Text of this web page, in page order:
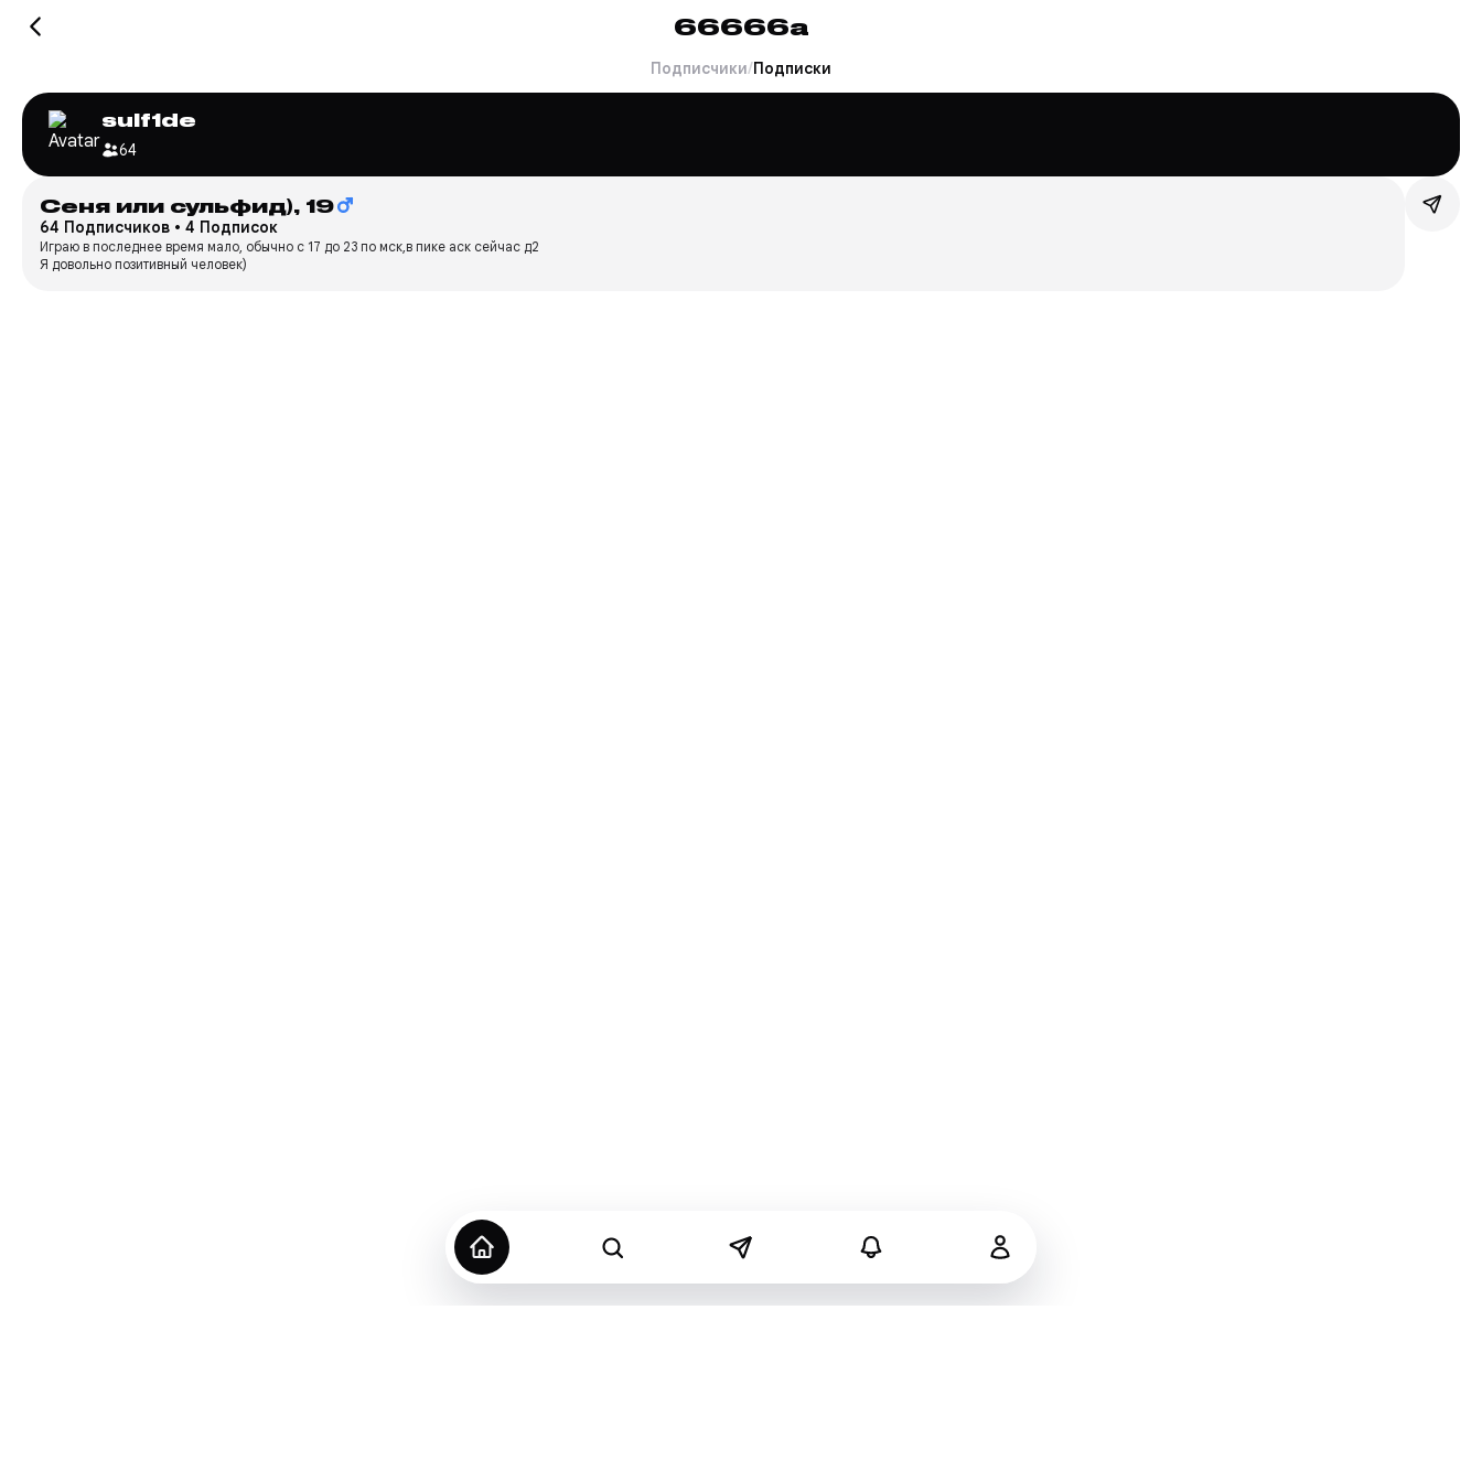
66666a
Подписчики/Подписки
sulf1de
64
Сеня или сульфид), 19
64 Подписчиков • 4 Подписок
Играю в последнее время мало, обычно с 17 до 23 по мск,в пике аск сейчас д2
Я довольно позитивный человек)